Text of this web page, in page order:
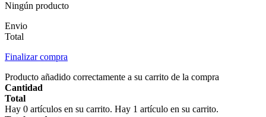
Ningún producto
Envio
Total
Finalizar compra
Producto añadido correctamente a su carrito de la compra
Cantidad
Total
Hay 0 artículos en su carrito. Hay 1 artículo en su carrito.